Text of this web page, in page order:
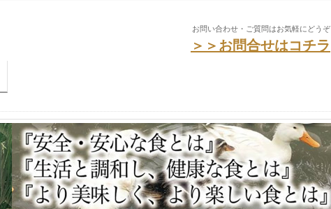
お問い合わせ・ご質問はお気軽にどうぞ
＞＞お問合せはコチラ